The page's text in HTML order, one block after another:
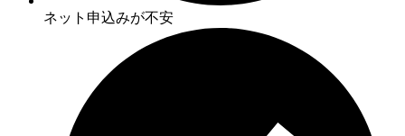
ネット申込みが不安